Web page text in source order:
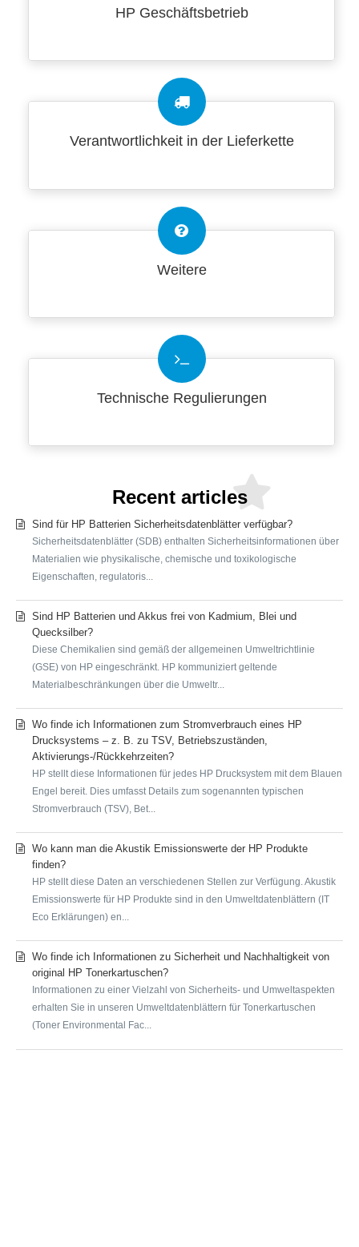
HP Geschäftsbetrieb
Verantwortlichkeit in der Lieferkette
Weitere
Technische Regulierungen
Recent articles
Sind für HP Batterien Sicherheitsdatenblätter verfügbar?
Sicherheitsdatenblätter (SDB) enthalten Sicherheitsinformationen über
Materialien wie physikalische, chemische und toxikologische
Eigenschaften, regulatoris...
Sind HP Batterien und Akkus frei von Kadmium, Blei und
Quecksilber?
Diese Chemikalien sind gemäß der allgemeinen Umweltrichtlinie
(GSE) von HP eingeschränkt. HP kommuniziert geltende
Materialbeschränkungen über die Umweltr...
Wo finde ich Informationen zum Stromverbrauch eines HP
Drucksystems – z. B. zu TSV, Betriebszuständen,
Aktivierungs-/Rückkehrzeiten?
HP stellt diese Informationen für jedes HP Drucksystem mit dem Blauen
Engel bereit. Dies umfasst Details zum sogenannten typischen
Stromverbrauch (TSV), Bet...
Wo kann man die Akustik Emissionswerte der HP Produkte
finden?
HP stellt diese Daten an verschiedenen Stellen zur Verfügung. Akustik
Emissionswerte für HP Produkte sind in den Umweltdatenblättern (IT
Eco Erklärungen) en...
Wo finde ich Informationen zu Sicherheit und Nachhaltigkeit von
original HP Tonerkartuschen?
Informationen zu einer Vielzahl von Sicherheits- und Umweltaspekten
erhalten Sie in unseren Umweltdatenblättern für Tonerkartuschen
(Toner Environmental Fac...